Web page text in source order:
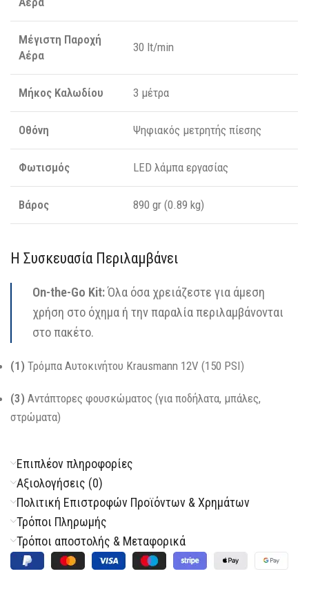
Μέγιστη Παροχή
Αέρα
30 lt/min
Μήκος Καλωδίου 3 μέτρα
Οθόνη Ψηφιακός μετρητής πίεσης
Φωτισμός LED λάμπα εργασίας
Βάρος 890 gr (0.89 kg)
Η Συσκευασία Περιλαμβάνει
On-the-Go Kit:Όλα όσα χρειάζεστε για άμεση
χρήση στο όχημα ή την παραλία περιλαμβάνονται
στο πακέτο.
(1) Τρόμπα Αυτοκινήτου Krausmann 12V (150 PSI)
(3) Αντάπτορες φουσκώματος (για ποδήλατα, μπάλες,
στρώματα)
Επιπλέον πληροφορίες
Αξιολογήσεις (0)
Πολιτική Επιστροφών Προϊόντων & Χρημάτων
Τρόποι Πληρωμής
Τρόποι αποστολής & Μεταφορικά